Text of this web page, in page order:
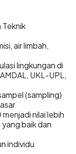
Teknik
air limbah,
lingkungan di
UKL-UPL,
(sampling)
nilai lebih
baik dan
individu